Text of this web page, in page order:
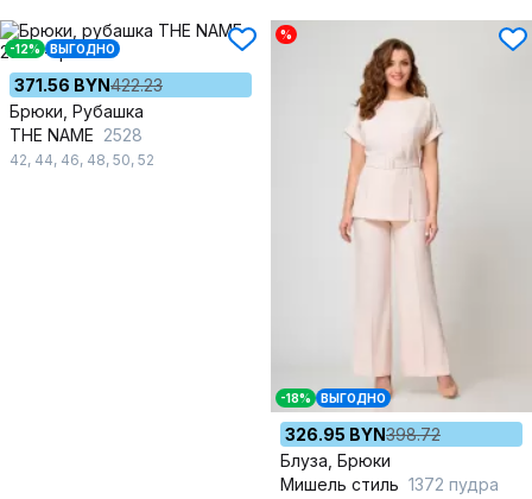
-12% ВЫГОДНО
371.56 BYN422.23
Брюки, Рубашка
THE NAME 2528
42, 44, 46, 48, 50, 52
%
-18% ВЫГОДНО
326.95 BYN398.72
Блуза, Брюки
Мишель стиль 1372 пудра